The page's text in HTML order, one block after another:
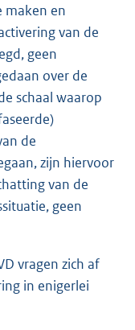
maken en
van de
geen
over de
schaal waarop
de
zijn hiervoor
van de
geen
vragen zich af
in enigerlei